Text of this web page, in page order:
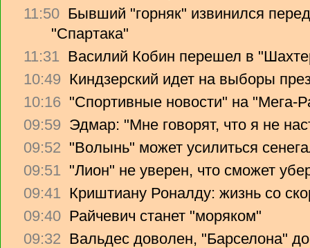
11:50 Бывший "горняк" извинился
"Спартака"
11:31 Василий Кобин перешел в
10:49 Киндзерский идет на выборы
10:16 "Спортивные новости" на "Мега-
09:59 Эдмар: "Мне говорят, что я не
09:52 "Волынь" может усилиться
09:51 "Лион" не уверен, что сможет
09:41 Криштиану Роналду: жизнь со
09:40 Райчевич станет "моряком"
09:32 Вальдес доволен, "Барселона"